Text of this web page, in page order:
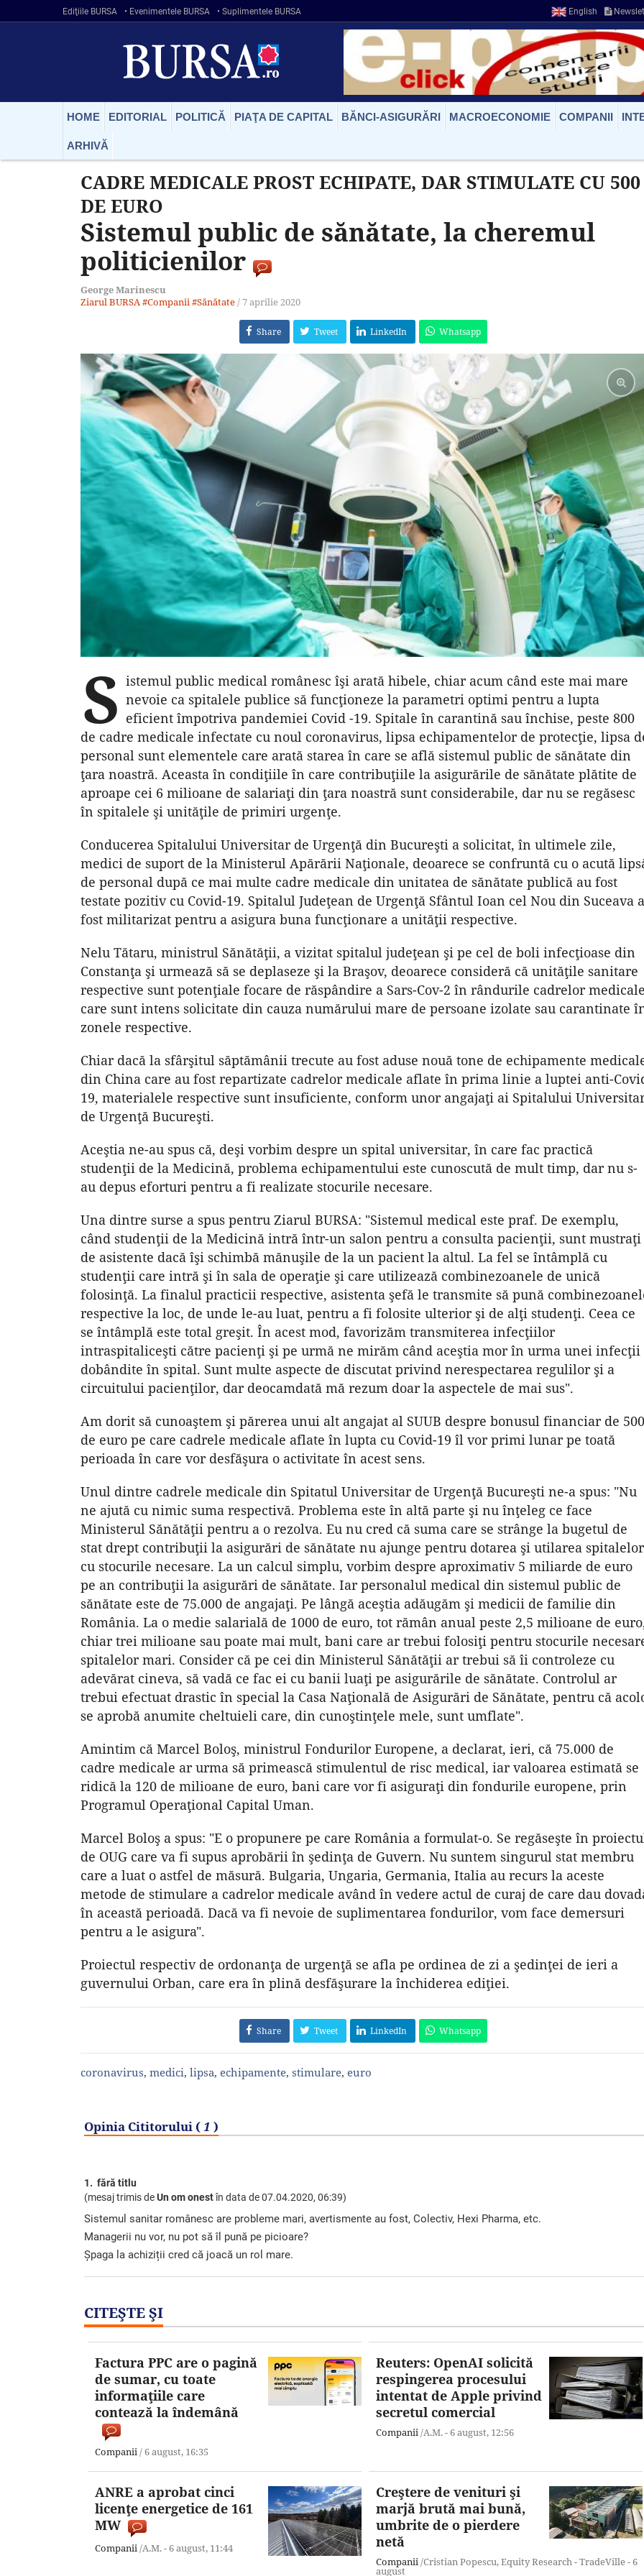
Ediţiile BURSA • Evenimentele BURSA • Suplimentele BURSA English
HOME EDITORIAL POLITICĂ PIAŢA DE CAPITAL BĂNCI-ASIGURĂRI MACROECONOMIE COMPANII
ARHIVĂ
CADRE MEDICALE PROST ECHIPATE, DAR STIMULATE CU 500
DE EURO
Sistemul public de sănătate, la cheremul
politicienilor
George Marinescu
Ziarul BURSA #Companii #Sănătate / 7 aprilie 2020
Share Tweet LinkedIn Whatsapp
S istemul public medical românesc îşi arată hibele, chiar acum când este mai mare
nevoie ca spitalele publice să funcţioneze la parametri optimi pentru a lupta
eficient împotriva pandemiei Covid -19. Spitale în carantină sau închise, peste 800
de cadre medicale infectate cu noul coronavirus, lipsa echipamentelor de protecţie, lipsa
personal sunt elementele care arată starea în care se află sistemul public de sănătate din
ţara noastră. Aceasta în condiţiile în care contribuţiile la asigurările de sănătate plătite de
aproape cei 6 milioane de salariaţi din ţara noastră sunt considerabile, dar nu se regăsesc
în spitalele şi unităţile de primiri urgenţe.
Conducerea Spitalului Universitar de Urgenţă din Bucureşti a solicitat, în ultimele zile,
medici de suport de la Ministerul Apărării Naţionale, deoarece se confruntă cu o acută
de personal după ce mai multe cadre medicale din unitatea de sănătate publică au fost
testate pozitiv cu Covid-19. Spitalul Judeţean de Urgenţă Sfântul Ioan cel Nou din Suceava a
fost militarizat pentru a asigura buna funcţionare a unităţii respective.
Nelu Tătaru, ministrul Sănătăţii, a vizitat spitalul judeţean şi pe cel de boli infecţioase din
Constanţa şi urmează să se deplaseze şi la Braşov, deoarece consideră că unităţile sanitare
respective sunt potenţiale focare de răspândire a Sars-Cov-2 în rândurile cadrelor
care sunt intens solicitate din cauza numărului mare de persoane izolate sau carantinate
zonele respective.
Chiar dacă la sfârşitul săptămânii trecute au fost aduse nouă tone de echipamente
din China care au fost repartizate cadrelor medicale aflate în prima linie a luptei anti-
19, materialele respective sunt insuficiente, conform unor angajaţi ai Spitalului
de Urgenţă Bucureşti.
Aceştia ne-au spus că, deşi vorbim despre un spital universitar, în care fac practică
studenţii de la Medicină, problema echipamentului este cunoscută de mult timp, dar nu s-
au depus eforturi pentru a fi realizate stocurile necesare.
Una dintre surse a spus pentru Ziarul BURSA: "Sistemul medical este praf. De exemplu,
când studenţii de la Medicină intră într-un salon pentru a consulta pacienţii, sunt mustraţi
de asistente dacă îşi schimbă mănuşile de la un pacient la altul. La fel se întâmplă cu
studenţii care intră şi în sala de operaţie şi care utilizează combinezoanele de unică
folosinţă. La finalul practicii respective, asistenta şefă le transmite să pună
respective la loc, de unde le-au luat, pentru a fi folosite ulterior şi de alţi studenţi. Ceea ce
se întâmplă este total greşit. În acest mod, favorizăm transmiterea infecţiilor
intraspitaliceşti către pacienţi şi pe urmă ne mirăm când aceştia mor în urma unei infecţii
dobândite în spital. Sunt multe aspecte de discutat privind nerespectarea regulilor şi a
circuitului pacienţilor, dar deocamdată mă rezum doar la aspectele de mai sus".
Am dorit să cunoaştem şi părerea unui alt angajat al SUUB despre bonusul financiar de 500
de euro pe care cadrele medicale aflate în lupta cu Covid-19 îl vor primi lunar pe toată
perioada în care vor desfăşura o activitate în acest sens.
Unul dintre cadrele medicale din Spitatul Universitar de Urgenţă Bucureşti ne-a spus: "Nu
ne ajută cu nimic suma respectivă. Problema este în altă parte şi nu înţeleg ce face
Ministerul Sănătăţii pentru a o rezolva. Eu nu cred că suma care se strânge la bugetul de
stat drept contribuţii la asigurări de sănătate nu ajunge pentru dotarea şi utilarea spitalelor
cu stocurile necesare. La un calcul simplu, vorbim despre aproximativ 5 miliarde de euro
pe an contribuţii la asigurări de sănătate. Iar personalul medical din sistemul public de
sănătate este de 75.000 de angajaţi. Pe lângă aceştia adăugăm şi medicii de familie din
România. La o medie salarială de 1000 de euro, tot rămân anual peste 2,5 milioane de
chiar trei milioane sau poate mai mult, bani care ar trebui folosiţi pentru stocurile
spitalelor mari. Consider că pe cei din Ministerul Sănătăţii ar trebui să îi controleze cu
adevărat cineva, să vadă ce fac ei cu banii luaţi pe asigurările de sănătate. Controlul ar
trebui efectuat drastic în special la Casa Naţională de Asigurări de Sănătate, pentru că
se aprobă anumite cheltuieli care, din cunoştinţele mele, sunt umflate".
Amintim că Marcel Boloş, ministrul Fondurilor Europene, a declarat, ieri, că 75.000 de
cadre medicale ar urma să primească stimulentul de risc medical, iar valoarea estimată se
ridică la 120 de milioane de euro, bani care vor fi asiguraţi din fondurile europene, prin
Programul Operaţional Capital Uman.
Marcel Boloş a spus: "E o propunere pe care România a formulat-o. Se regăseşte în
de OUG care va fi supus aprobării în şedinţa de Guvern. Nu suntem singurul stat membru
care a luat o astfel de măsură. Bulgaria, Ungaria, Germania, Italia au recurs la aceste
metode de stimulare a cadrelor medicale având în vedere actul de curaj de care dau
în această perioadă. Dacă va fi nevoie de suplimentarea fondurilor, vom face demersuri
pentru a le asigura".
Proiectul respectiv de ordonanţa de urgenţă se afla pe ordinea de zi a şedinţei de ieri a
guvernului Orban, care era în plină desfăşurare la închiderea ediţiei.
Share Tweet LinkedIn Whatsapp
coronavirus, medici, lipsa, echipamente, stimulare, euro
Opinia Cititorului (1 )
1. fără titlu
(mesaj trimis deUn om onestîn data de07.04.2020, 06:39)
Sistemul sanitar românesc are probleme mari, avertismente au fost, Colectiv, Hexi Pharma, etc.
Managerii nu vor, nu pot să îl pună pe picioare?
Șpaga la achiziții cred că joacă un rol mare.
CITEŞTE ŞI
Factura PPC are o pagină
de sumar, cu toate
informaţiile care
contează la îndemână
Companii/6 august, 16:35
Reuters: OpenAI solicită
respingerea procesului
intentat de Apple privind
secretul comercial
Companii/A.M. -6 august, 12:56
ANRE a aprobat cinci
licenţe energetice de 161
MW
Companii/A.M. -6 august, 11:44
Creştere de venituri şi
marjă brută mai bună,
umbrite de o pierdere
netă
Companii/Cristian Popescu, Equity Research - TradeVille -6
august